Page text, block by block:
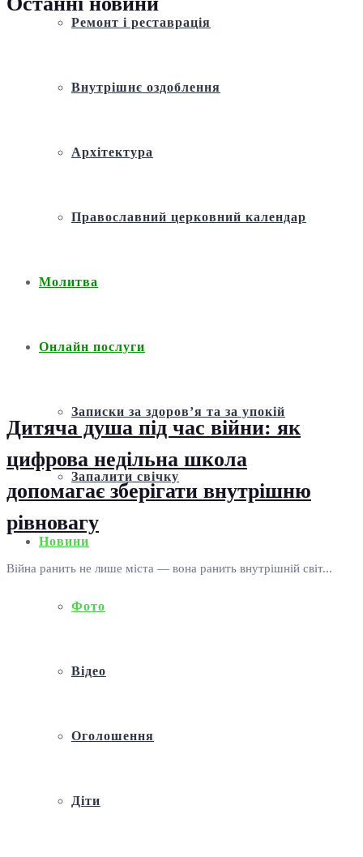
Ремонт і реставрація
Внутрішнє оздоблення
Архітектура
Православний церковний календар
Молитва
Онлайн послуги
Записки за здоров’я та за упокій
Запалити свічку
Новини
Фото
Відео
Оголошення
Діти
Дитяча душа під час війни: як
цифрова недільна школа
допомагає зберігати внутрішню
рівновагу
Війна ранить не лише міста — вона ранить внутрішній світ...